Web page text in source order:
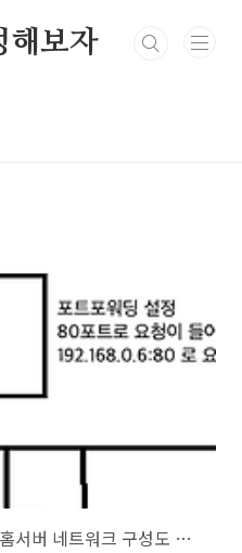
해보자
[홈서버구축하기 8] 완성된 내 홈서버 네트워크 구성도 및 홈서버 배치 모습 그리고 총 비용